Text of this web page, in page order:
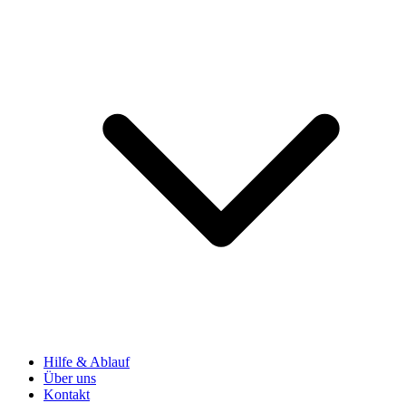
Hilfe & Ablauf
Über uns
Kontakt